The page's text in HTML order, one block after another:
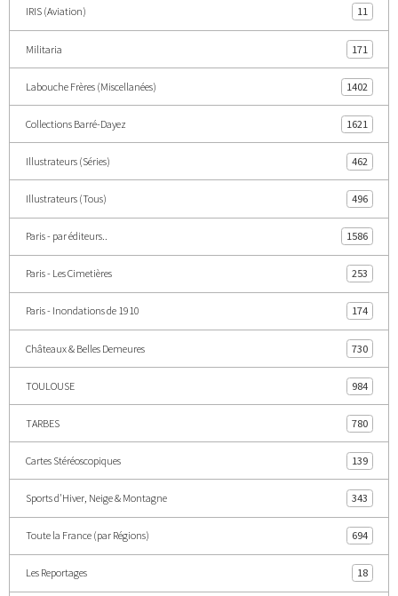
IRIS (Aviation) 11
Militaria 171
Labouche Frères (Miscellanées) 1402
Collections Barré-Dayez 1621
Illustrateurs (Séries) 462
Illustrateurs (Tous) 496
Paris - par éditeurs.. 1586
Paris - Les Cimetières 253
Paris - Inondations de 1910 174
Châteaux & Belles Demeures 730
TOULOUSE 984
TARBES 780
Cartes Stéréoscopiques 139
Sports d'Hiver, Neige & Montagne 343
Toute la France (par Régions) 694
Les Reportages 18